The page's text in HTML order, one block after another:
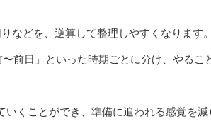
などを、逆算して整理しやすくなります。
前日」といった時期ごとに分け、やるこ
くことができ、準備に追われる感覚を減